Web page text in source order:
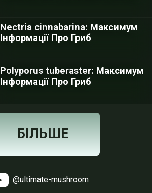
Nectria cinnabarina: Максимум
Інформації Про Гриб
Polyporus tuberaster: Максимум
Інформації Про Гриб
БІЛЬШЕ
@ultimate-mushroom